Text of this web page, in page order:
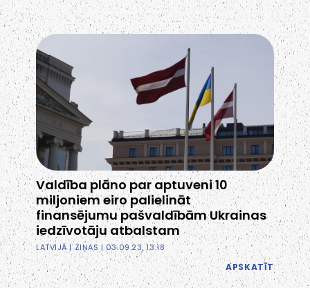
Valdība plāno par aptuveni 10
miljoniem eiro palielināt
finansējumu pašvaldībām Ukrainas
iedzīvotāju atbalstam
LATVIJĀ |ZIŅAS | 03.09.23, 13:18
APSKATĪT